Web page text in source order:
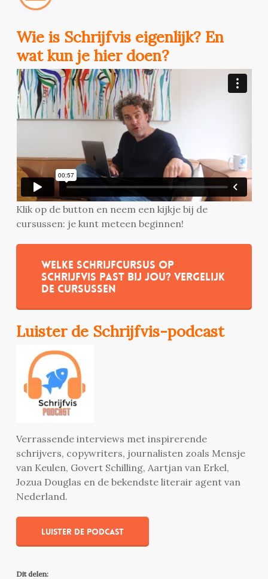
Wie is Schrijfvis eigenlijk? En
wat kun je hier doen?
Klik op de button en neem een kijkje bij de
cursussen: je kunt meteen beginnen!
Welke schrijfcursus op
Schrijfvis past bij jou? Vergelijk
de cursussen
Luister de Schrijfvis-podcast
Verrassende interviews met inspirerende
schrijvers, copywriters, journalisten zoals Mensje
van Keulen, Govert Schilling, Aartjan van Erkel,
Jozua Douglas en de bekendste literair agent van
Nederland.
Luister de podcast
Dit delen: